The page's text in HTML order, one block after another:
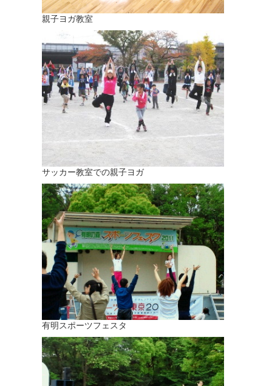
親子ヨガ教室
サッカー教室での親子ヨガ
有明スポーツフェスタ